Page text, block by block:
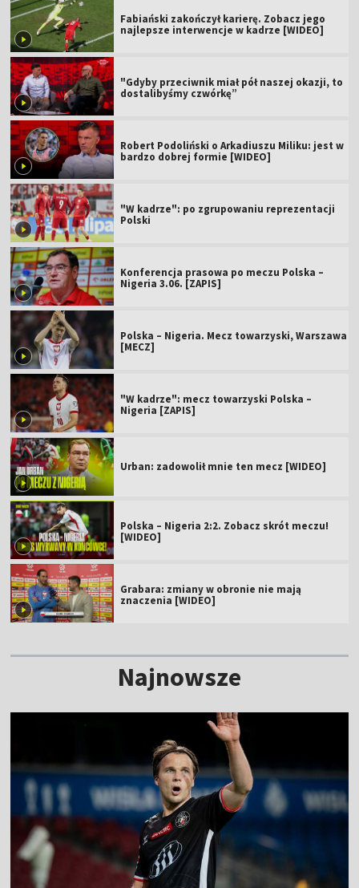
Fabiański zakończył karierę. Zobacz jego
najlepsze interwencje w kadrze [WIDEO]
"Gdyby przeciwnik miał pół naszej okazji, to
dostalibyśmy czwórkę”
Robert Podoliński o Arkadiuszu Miliku: jest w
bardzo dobrej formie [WIDEO]
"W kadrze": po zgrupowaniu reprezentacji
Polski
Konferencja prasowa po meczu Polska –
Nigeria 3.06. [ZAPIS]
Polska – Nigeria. Mecz towarzyski, Warszawa
[MECZ]
"W kadrze": mecz towarzyski Polska –
Nigeria [ZAPIS]
Urban: zadowolił mnie ten mecz [WIDEO]
Polska – Nigeria 2:2. Zobacz skrót meczu!
[WIDEO]
Grabara: zmiany w obronie nie mają
znaczenia [WIDEO]
Najnowsze